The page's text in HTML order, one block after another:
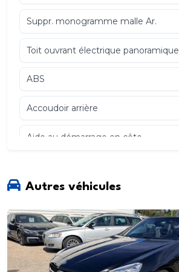
Suppr. monogramme malle Ar.
Toit ouvrant électrique panoramique
ABS
Accoudoir arrière
Aide au démarrage en côte
Airbag genoux
Airbag passager
Autres véhicules